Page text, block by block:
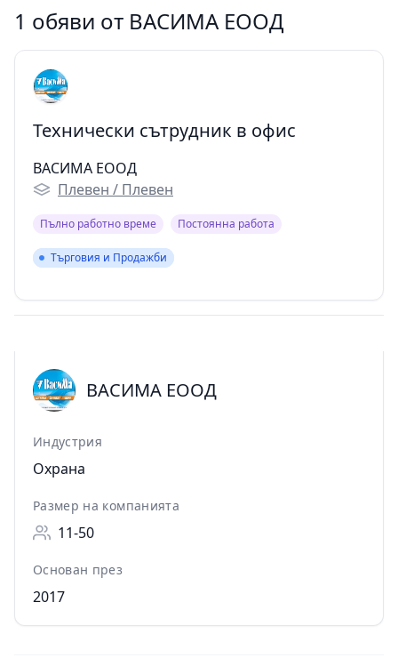
1 обяви от ВАСИМА ЕООД
Технически сътрудник в офис
ВАСИМА ЕООД
Плевен / Плевен
Пълно работно време Постоянна работа
Търговия и Продажби
Търговия и Продажби
ВАСИМА ЕООД
Индустрия
Охрана
Размер на компанията
11-50
Основан през
2017